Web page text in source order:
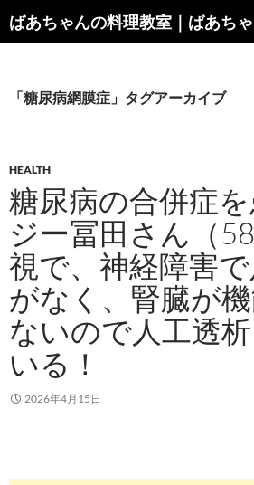
ン
プ
索
「糖尿病網膜症」タグアーカイブ
HEALTH
糖尿病の合併症
ジー冨田さん（
視で、神経障害
がなく、腎臓が
ないので人工透
いる！
2026年4月15日